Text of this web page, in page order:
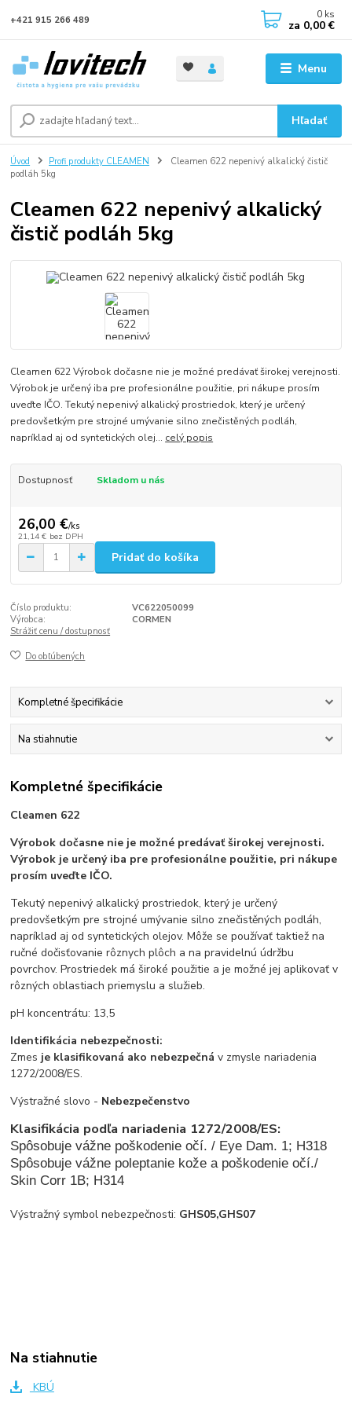
Menu
Hľadať
+421 915 266 489 0 ks
za 0,00 €
Úvod Profi produkty CLEAMEN
Cleamen 622 nepenivý alkalický čistič
podláh 5kg
Cleamen 622 nepenivý alkalický
čistič podláh 5kg
Cleamen 622 Výrobok dočasne nie je možné predávať širokej verejnosti.
Výrobok je určený iba pre profesionálne použitie, pri nákupe prosím
uveďte IČO. Tekutý nepenivý alkalický prostriedok, který je určený
predovšetkým pre strojné umývanie silno znečistěných podláh,
napríklad aj od syntetických olej... celý popis
Dostupnosť Skladom u nás
26,00 €/ks
21,14 € bez DPH
Pridať do košíka
Číslo produktu:
VC622050099
Výrobca:
CORMEN
Strážiť cenu / dostupnosť
Do obľúbených
Kompletné špecifikácie
Na stiahnutie
Kompletné špecifikácie
Cleamen 622
Výrobok dočasne nie je možné predávať širokej verejnosti.
Výrobok je určený iba pre profesionálne použitie, pri nákupe
prosím uveďte IČO.
Tekutý nepenivý alkalický prostriedok, který je určený
predovšetkým pre strojné umývanie silno znečistěných podláh,
napríklad aj od syntetických olejov. Môže se používať taktiež na
ručné dočisťovanie rôznych plôch a na pravidelnú údržbu
povrchov. Prostriedek má široké použitie a je možné jej aplikovať v
rôzných oblastiach priemyslu a služieb.
pH koncentrátu: 13,5​
Identifikácia nebezpečnosti:
Zmes je klasifikovaná ako nebezpečná v zmysle nariadenia
1272/2008/ES.
Výstražné slovo - Nebezpečenstvo
Klasifikácia podľa nariadenia 1272/2008/ES:
Spôsobuje vážne poškodenie očí. / Eye Dam. 1; H318
Spôsobuje vážne poleptanie kože a poškodenieočí./
Skin Corr 1B; H314
Výstražný symbol nebezpečnosti: GHS05,GHS07
Na stiahnutie
KBÚ